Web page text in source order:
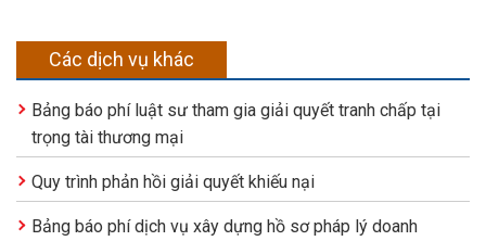
Các dịch vụ khác
Bảng báo phí luật sư tham gia giải quyết tranh chấp tại
trọng tài thương mại
Quy trình phản hồi giải quyết khiếu nại
Bảng báo phí dịch vụ xây dựng hồ sơ pháp lý doanh